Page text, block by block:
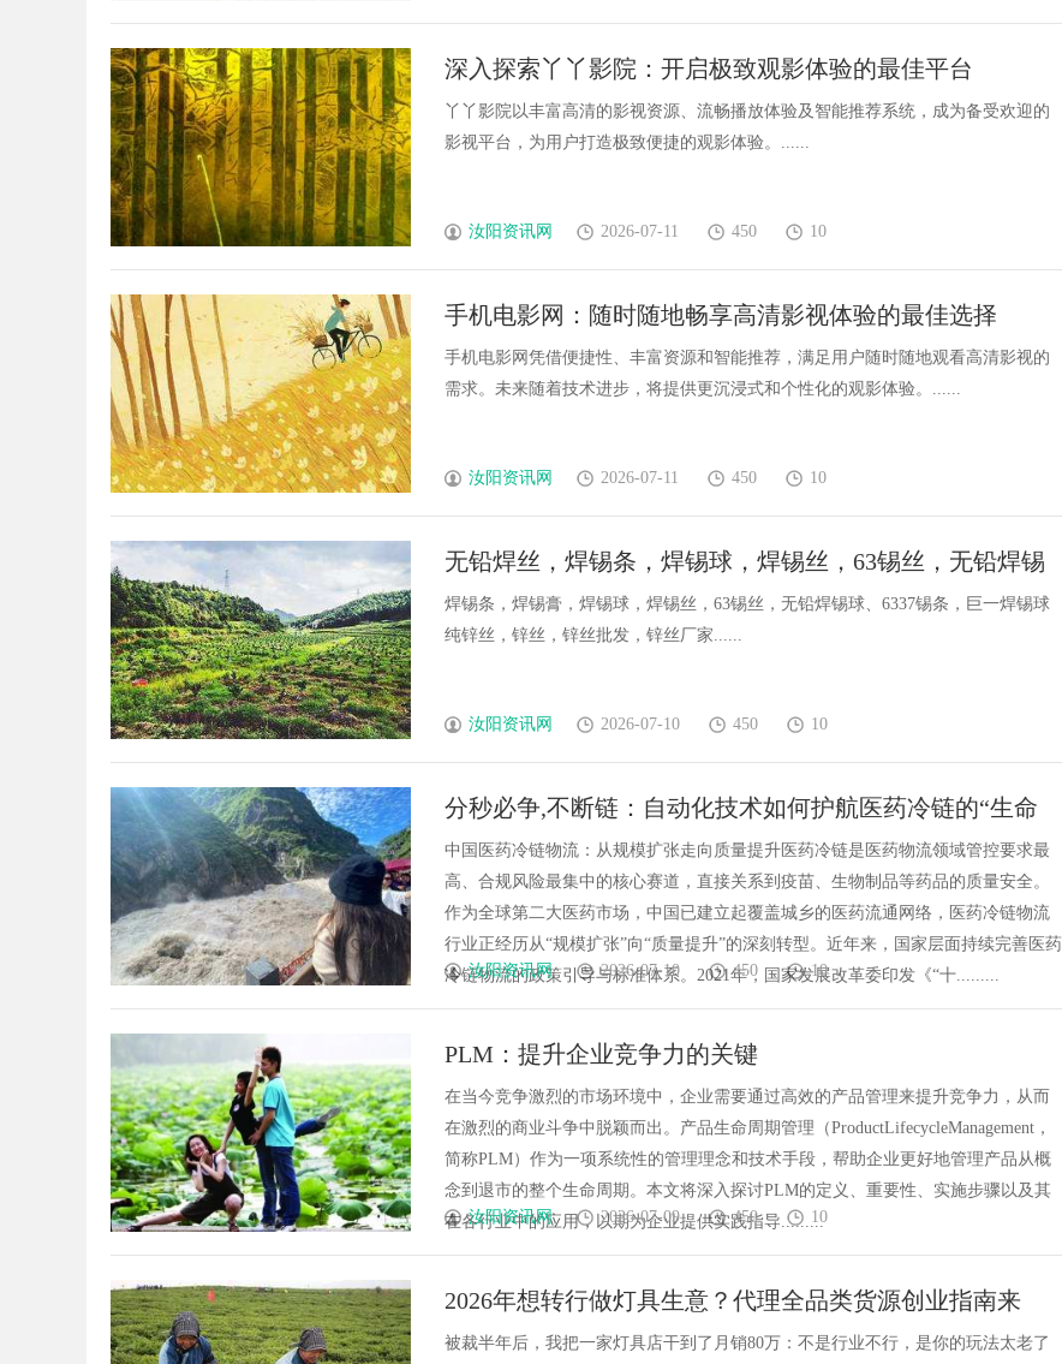
深入探索丫丫影院：开启极致观影体验的最佳平台
丫丫影院以丰富高清的影视资源、流畅播放体验及智能推荐系统，成为备受欢迎的
影视平台，为用户打造极致便捷的观影体验。......
汝阳资讯网 2026-07-11 450 10
手机电影网：随时随地畅享高清影视体验的最佳选择
手机电影网凭借便捷性、丰富资源和智能推荐，满足用户随时随地观看高清影视的
需求。未来随着技术进步，将提供更沉浸式和个性化的观影体验。......
汝阳资讯网 2026-07-11 450 10
无铅焊丝，焊锡条，焊锡球，焊锡丝，63锡丝，无铅焊锡
球、6337锡条，巨一焊锡球，纯锌丝，锌丝，锌丝批发，
锌丝厂家
焊锡条，焊锡膏，焊锡球，焊锡丝，63锡丝，无铅焊锡球、6337锡条，巨一焊锡球
纯锌丝，锌丝，锌丝批发，锌丝厂家......
汝阳资讯网 2026-07-10 450 10
分秒必争,不断链：自动化技术如何护航医药冷链的“生命
线”
中国医药冷链物流：从规模扩张走向质量提升医药冷链是医药物流领域管控要求最
高、合规风险最集中的核心赛道，直接关系到疫苗、生物制品等药品的质量安全。
作为全球第二大医药市场，中国已建立起覆盖城乡的医药流通网络，医药冷链物流
行业正经历从“规模扩张”向“质量提升”的深刻转型。近年来，国家层面持续完善医药
冷链物流的政策引导与标准体系。2021年，国家发展改革委印发《“十.........
汝阳资讯网 2026-07-10 450 10
PLM：提升企业竞争力的关键
在当今竞争激烈的市场环境中，企业需要通过高效的产品管理来提升竞争力，从而
在激烈的商业斗争中脱颖而出。产品生命周期管理（ProductLifecycleManagement，
简称PLM）作为一项系统性的管理理念和技术手段，帮助企业更好地管理产品从概
念到退市的整个生命周期。本文将深入探讨PLM的定义、重要性、实施步骤以及其
在各行业中的应用，以期为企业提供实践指导.........
汝阳资讯网 2026-07-09 450 10
2026年想转行做灯具生意？代理全品类货源创业指南来
了！
被裁半年后，我把一家灯具店干到了月销80万：不是行业不行，是你的玩法太老了